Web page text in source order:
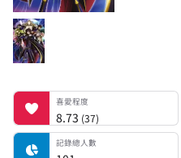
喜愛程度喜愛程度
8.73 (37)
平台累積觀看次數
記錄總人數
記錄總人數
完食人數
追番中人數
一時中斷人數
棄番人數
計劃觀看人數